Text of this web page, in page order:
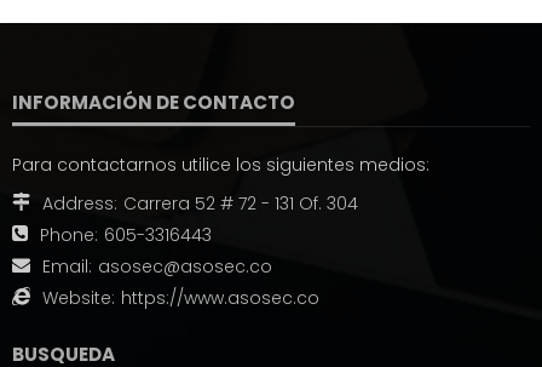
INFORMACIÓN DE CONTACTO
Para contactarnos utilice los siguientes medios:
Address: Carrera 52 # 72 - 131 Of. 304
Phone: 605-3316443
Email: asosec@asosec.co
Website: https://www.asosec.co
BUSQUEDA